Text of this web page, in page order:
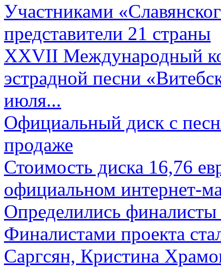
Участниками
представители 21 страны
XXVII Международный
эстрадной песни
июля...
Официальный диск с
продаже
Стоимость диска 16,76
официальном интернет-
Определились
Финалистами проекта
Саргсян, Кристина